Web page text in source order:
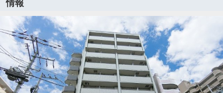
情報